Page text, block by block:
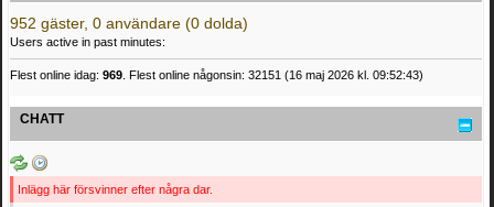
952 gäster, 0 användare (0 dolda)
Users active in past minutes:
Flest online idag: 969 . Flest online någonsin: 32151 (16 maj 2026 kl. 09:52:43)
CHATT
Inlägg här försvinner efter några dar.